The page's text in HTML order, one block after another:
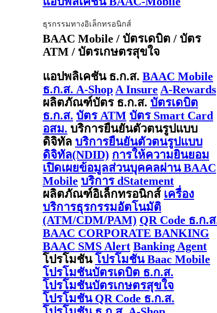
ธุรกรรมทางอิเล็กทรอนิกส์
BAAC Mobile / บัตรเดบิต / บัตร
ATM / บัตรเกษตรสุขใจ
แอปพลิเคชัน ธ.ก.ส. BAAC Mobile
ธ.ก.ส. A-Shop A Insure A-Rewards
ผลิตภัณฑ์บัตร ธ.ก.ส. บัตรเดบิต
ธ.ก.ส. บัตร ATM บัตร Smart Card
อสม. บริการยืนยันตัวตนรูปแบบ
ดิจิทัล บริการยืนยันตัวตนรูปแบบ
ดิจิทัล(NDID) การให้ความยินยอม
เปิดเผยข้อมูลส่วนบุคคลผ่าน BAAC
Mobile บริการ dStatement
ผลิตภัณฑ์อิเล็กทรอนิกส์ เครื่อง
บริการธุรกรรมอัตโนมัติ
(ATM/CDM/PAM) QR Code ธ.ก.
BAAC CORPORATE BANKING
BAAC SMS Alert Banking Agent
โปรโมชัน โปรโมชัน Baac Mobile
โปรโมชันบัตรเดบิต ธ.ก.ส.
โปรโมชันบัตรเกษตรสุขใจ
โปรโมชัน QR Code ธ.ก.ส.